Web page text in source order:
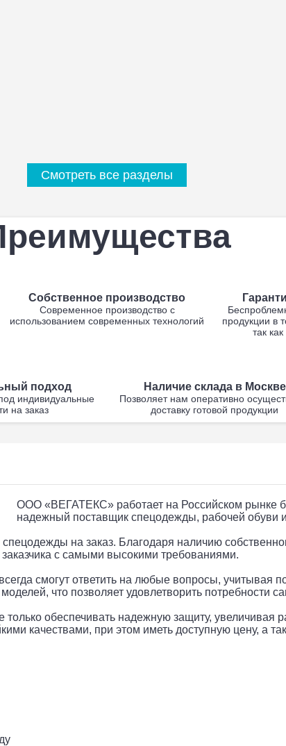
Смотреть все разделы
Собственное производство
Современное производство с
использованием современных технологий
продукции в
так
подход
индивидуальные
на заказ
Наличие склада в Москве
Позволяет нам оперативно
доставку готовой продукции
ООО «ВЕГАТЕКС» работает на Российском рынке
надежный поставщик спецодежды, рабочей обуви
на заказ. Благодаря наличию
с самыми высокими требованиями.
смогут ответить на любые вопросы, учитывая
что позволяет удовлетворить потребности
обеспечивать надежную защиту, увеличивая
качествами, при этом иметь доступную цену, а